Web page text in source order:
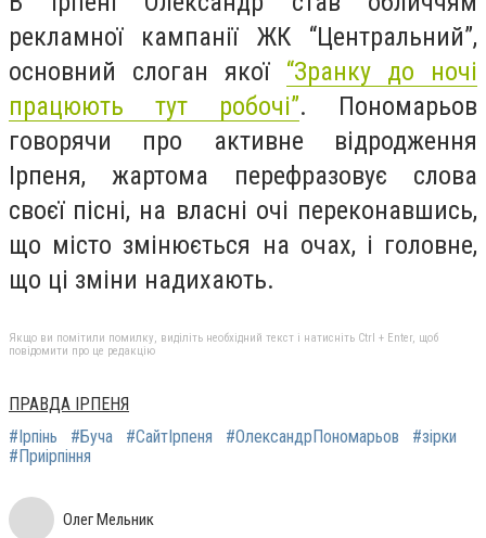
рекламної кампанії ЖК “Центральний”,
основний слоган якої “Зранку до ночі
працюють тут робочі”. Пономарьов
говорячи про активне відродження
Ірпеня, жартома перефразовує слова
своєї пісні, на власні очі переконавшись,
що місто змінюється на очах, і головне,
що ці зміни надихають.
Якщо ви помітили помилку, виділіть необхідний текст і натисніть Ctrl + Enter, щоб
повідомити про це редакцію
ПРАВДА ІРПЕНЯ
#Ірпінь
#Буча #СайтІрпеня #ОлександрПономарьов
#зірки
#Приірпіння
Олег Мельник